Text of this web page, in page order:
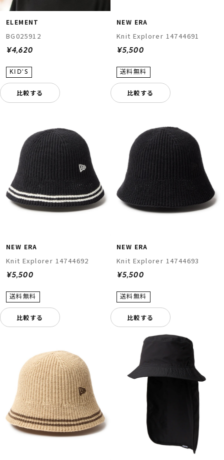
ELEMENT
BG025912
¥4,620
比較する
NEW ERA
Knit Explorer 14744691
¥5,500
比較する
NEW ERA
Knit Explorer 14744692
¥5,500
比較する
NEW ERA
Knit Explorer 14744693
¥5,500
比較する